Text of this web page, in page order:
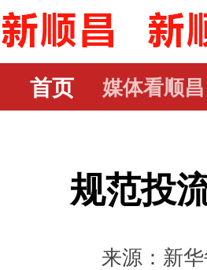
首页 媒体看顺昌
规范投
来源：新